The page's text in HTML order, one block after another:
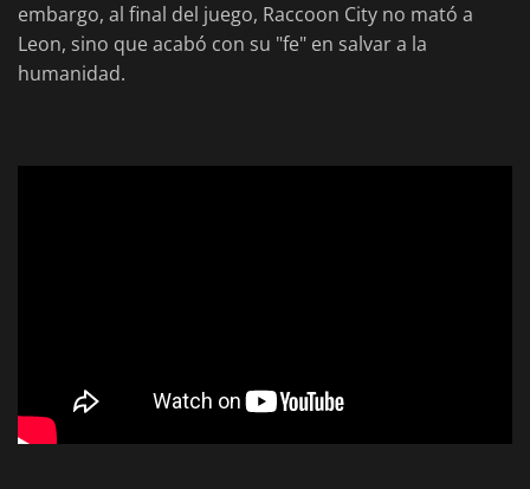
embargo, al final del juego, Raccoon City no mató a
Leon, sino que acabó con su "fe" en salvar a la
humanidad.